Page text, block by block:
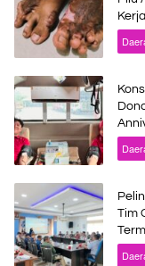
Tim